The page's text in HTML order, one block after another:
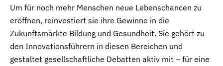
Um für noch mehr Menschen neue Lebenschancen zu
eröffnen, reinvestiert sie ihre Gewinne in die
Zukunftsmärkte Bildung und Gesundheit. Sie gehört zu
den Innovationsführern in diesen Bereichen und
gestaltet gesellschaftliche Debatten aktiv mit – für eine